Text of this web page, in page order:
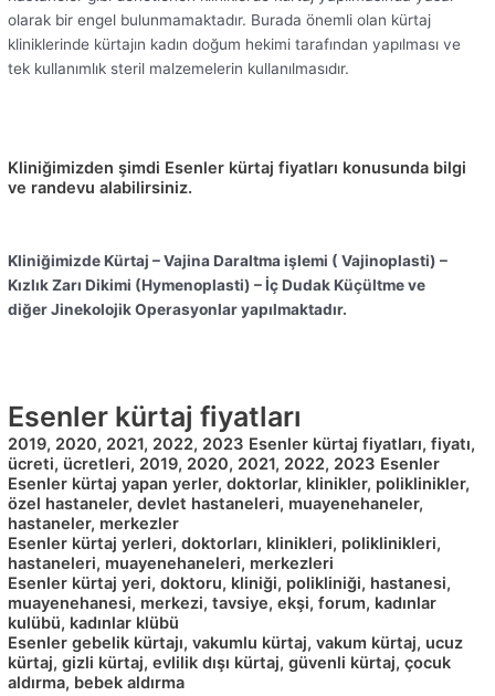
olarak bir engel bulunmamaktadır. Burada önemli olan kürtaj
kliniklerinde kürtajın kadın doğum hekimi tarafından yapılması ve
tek kullanımlık steril malzemelerin kullanılmasıdır.
Kliniğimizden şimdi Esenler kürtaj fiyatları konusunda bilgi
ve randevu alabilirsiniz.
Kliniğimizde Kürtaj – Vajina Daraltma işlemi ( Vajinoplasti) –
Kızlık Zarı Dikimi (Hymenoplasti) – İç Dudak Küçültme ve
diğer Jinekolojik Operasyonlar yapılmaktadır.
Esenler kürtaj fiyatları
2019, 2020, 2021, 2022, 2023 Esenler kürtaj fiyatları, fiyatı,
ücreti, ücretleri, 2019, 2020, 2021, 2022, 2023 Esenler
Esenler kürtaj yapan yerler, doktorlar, klinikler, poliklinikler,
özel hastaneler, devlet hastaneleri, muayenehaneler,
hastaneler, merkezler
Esenler kürtaj yerleri, doktorları, klinikleri, poliklinikleri,
hastaneleri, muayenehaneleri, merkezleri
Esenler kürtaj yeri, doktoru, kliniği, polikliniği, hastanesi,
muayenehanesi, merkezi, tavsiye, ekşi, forum, kadınlar
kulübü, kadınlar klübü
Esenler gebelik kürtajı, vakumlu kürtaj, vakum kürtaj, ucuz
kürtaj, gizli kürtaj, evlilik dışı kürtaj, güvenli kürtaj, çocuk
aldırma, bebek aldırma